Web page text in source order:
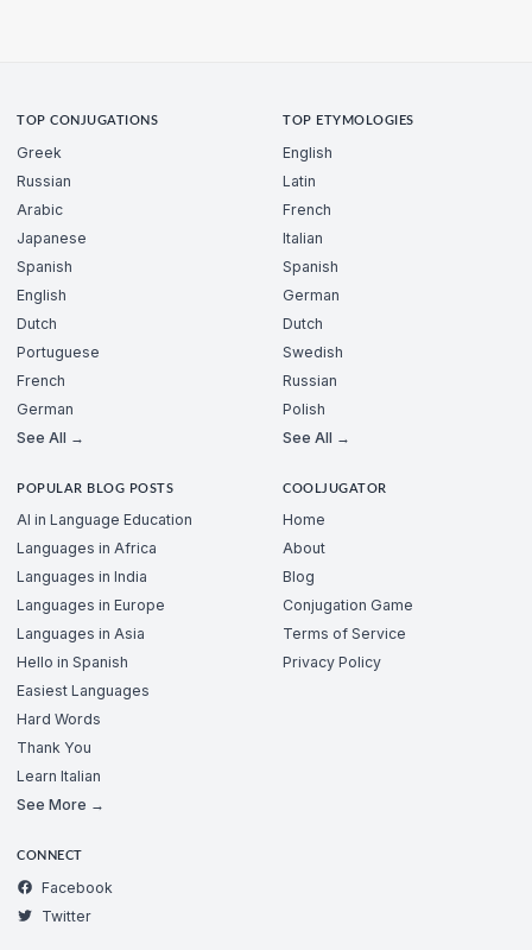
TOP CONJUGATIONS
Greek
Russian
Arabic
Japanese
Spanish
English
Dutch
Portuguese
French
German
See All →
TOP ETYMOLOGIES
English
Latin
French
Italian
Spanish
German
Dutch
Swedish
Russian
Polish
See All →
POPULAR BLOG POSTS
AI in Language Education
Languages in Africa
Languages in India
Languages in Europe
Languages in Asia
Hello in Spanish
Easiest Languages
Hard Words
Thank You
Learn Italian
See More →
COOLJUGATOR
Home
About
Blog
Conjugation Game
Terms of Service
Privacy Policy
CONNECT
Facebook
Twitter